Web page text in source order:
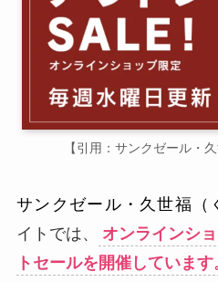
【引用：サンクゼール・
サンクゼール・久世福（
イトでは、
オンラインシ
トセールを開催しています